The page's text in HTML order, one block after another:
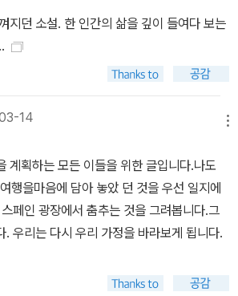
드는 코로나 팬데믹 조금 멀어졌던 ‘가족’이
는 길. 어둑
조바심을 냈다. “세 시간이나 미리 출발했잖
낙엽 냄새가 풍겨올까요?” 두 손으로 제 어
몸을 떨었다. “그럼, 닷새 뒤에 만나요.” 공
. 추우니 얼른 닫으라는데도 선아는 창밖으
쪽 스페인어와 플라멩코를
의 성장기. 스페인어 강사 카를로스와 플라
착기를 임대해 간 청년과의 만남 속에서 남
미를 깨닫는다. 남훈 씨는 그들과의 관계 속
다. 그것은 ‘진짜 가족’을 찾기 위한 과제이
지던 소설. 한 인간의 삶을 깊이 들여다 보는
14
계획하는 모든 이들을 위한 글입니다.나도
행을마음에 담아 놓았 던 것을 우선 일지에
페인 광장에서 춤추는 것을 그려봅니다.그
. 우리는 다시 우리 가정을 바라보게 됩니다.